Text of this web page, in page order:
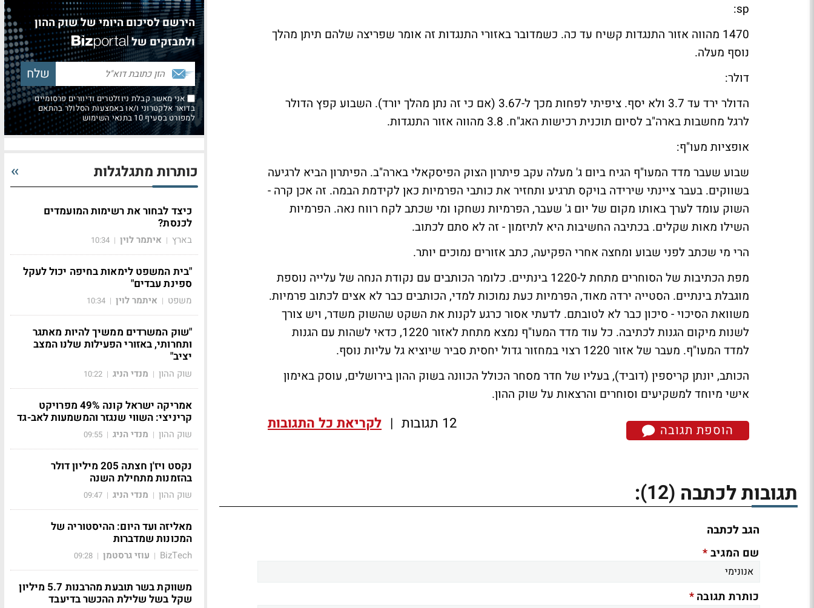
sp:
1470 מהווה אזור התנגדות קשיח עד כה. כשמדובר באזורי התנגדות זה אומר שפריצה שלהם תיתן מהלך
נוסף מעלה.
דולר:
הדולר ירד עד 3.7 ולא יסף. ציפיתי לפחות מכך ל-3.67 (אם כי זה נתן מהלך יורד). השבוע קפץ הדולר
לרגל מחשבות בארה"ב לסיום תוכנית רכישות האג"ח. 3.8 מהווה אזור התנגדות.
אופציות מעו"ף:
שבוע שעבר מדד המעו"ף הגיח ביום ג' מעלה עקב פיתרון הצוק הפיסקאלי בארה"ב. הפיתרון הביא לרגיעה
בשווקים. בעבר ציינתי שירידה בויקס תרגיע ותחזיר את כותבי הפרמיות כאן לקידמת הבמה. זה אכן קרה -
השוק עומד לערך באותו מקום של יום ג' שעבר, הפרמיות נשחקו ומי שכתב לקח רווח נאה. הפרמיות
השילו מאות שקלים. בכתיבה החשיבות היא לתיזמון - זה לא סתם לכתוב.
הרי מי שכתב לפני שבוע ומחצה אחרי הפקיעה, כתב אזורים נמוכים יותר.
מפת הכתיבות של הסוחרים מתחת ל-1220 בינתיים. כלומר הכותבים עם נקודת הנחה של עלייה נוספת
מוגבלת בינתיים. הסטייה ירדה מאוד, הפרמיות כעת נמוכות למדי, הכותבים כבר לא אצים לכתוב פרמיות.
משוואת הסיכוי - סיכון כבר לא לטובתם. לדעתי אסור כרגע לקנות את השקט שהשוק משדר, ויש צורך
לשנות מיקום הגנות לכתיבה. כל עוד מדד המעו"ף נמצא מתחת לאזור 1220, כדאי לשהות עם הגנות
למדד המעו"ף. מעבר של אזור 1220 רצוי במחזור גדול יחסית סביר שיוציא גל עליות נוסף.
הכותב, יונתן קריספין (דוביד), בעליו של חדר מסחר הכולל הכוונה בשוק ההון בירושלים, עוסק באימון
אישי מיוחד למשקיעים וסוחרים והרצאות על שוק ההון.
הוספת תגובה 12 תגובות | לקריאת כל התגובות
תגובות לכתבה (12)
:
הגב לכתבה
שם המגיב*
כותרת תגובה*
הירשם לסיכום היומי של שוק ההון
ולמבזקים של
אני מאשר קבלת ניוזלטרים ודיוורים פרסומיים
בדואר אלקטרוני ו/או באמצעות הסלולר בהתאם
למפורט בסעיף 10 בתנאי השימוש
כותרות מתגלגלות
כיצד לבחור את רשימות המועמדים
לכנסת?
בארץ | איתמר לוין |
10:34
"בית המשפט לימאות בחיפה יכול לעקל
ספינת עבדים"
משפט | איתמר לוין |
10:34
"שוק המשרדים ממשיך להיות מאתגר
ותחרותי, באזורי הפעילות שלנו המצב
יציב"
שוק ההון | מנדי הניג |
10:22
אמריקה ישראל קונה 49% מפרויקט
קריניצי: השווי שנגזר והמשמעות לאב-גד
שוק ההון | מנדי הניג |
09:55
נקסט ויז'ן חצתה 205 מיליון דולר
בהזמנות מתחילת השנה
שוק ההון | מנדי הניג |
09:47
מאליזה ועד היום: ההיסטוריה של
המכונות שמדברות
BizTech
| עוזי גרסטמן |
09:28
משווקת בשר תובעת מהרבנות 5.7 מיליון
שקל בשל שלילת ההכשר בדיעבד